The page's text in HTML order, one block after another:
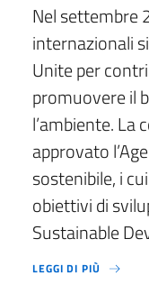
Nel settembre
internazionali
Unite per
promuovere il
l’ambiente. La
approvato
sostenibile, i
obiettivi di
Sustainable
LEGGI DI PIÙ
NEL SETTEMBRE